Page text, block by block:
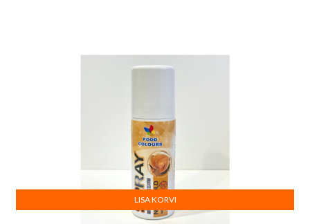
LISA KORVI